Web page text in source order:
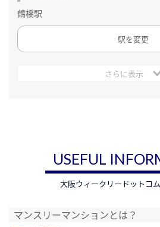
鶴橋駅
駅を変更
さらに表示
USEFUL
大阪ウィークリードットコ
マンスリーマンションとは？